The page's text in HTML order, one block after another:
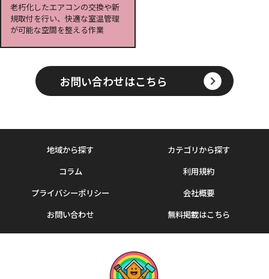
老朽化したエアコンの交換や新
規取付を行い、快適な室温管理
が可能な空間を整える作業
お問い合わせはこちら
地域から探す
カテゴリから探す
コラム
利用規約
プライバシーポリシー
会社概要
お問い合わせ
無料掲載はこちら